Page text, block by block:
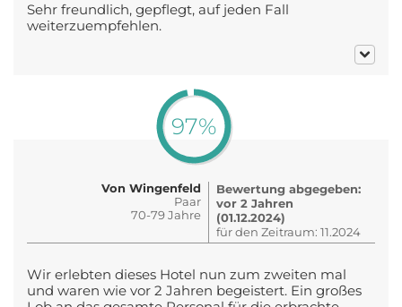
Sehr freundlich, gepflegt, auf jeden Fall
weiterzuempfehlen.
97%
Von Wingenfeld
Paar
70-79 Jahre
Bewertung abgegeben:
vor 2 Jahren
(01.12.2024)
für den Zeitraum: 11.2024
Wir erlebten dieses Hotel nun zum zweiten mal
und waren wie vor 2 Jahren begeistert. Ein großes